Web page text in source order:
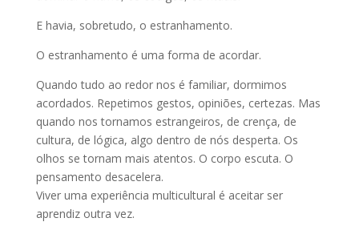
E havia, sobretudo, o estranhamento.
O estranhamento é uma forma de acordar.
Quando tudo ao redor nos é familiar, dormimos
acordados. Repetimos gestos, opiniões, certezas. Mas
quando nos tornamos estrangeiros, de crença, de
cultura, de lógica, algo dentro de nós desperta. Os
olhos se tornam mais atentos. O corpo escuta. O
pensamento desacelera.
Viver uma experiência multicultural é aceitar ser
aprendiz outra vez.